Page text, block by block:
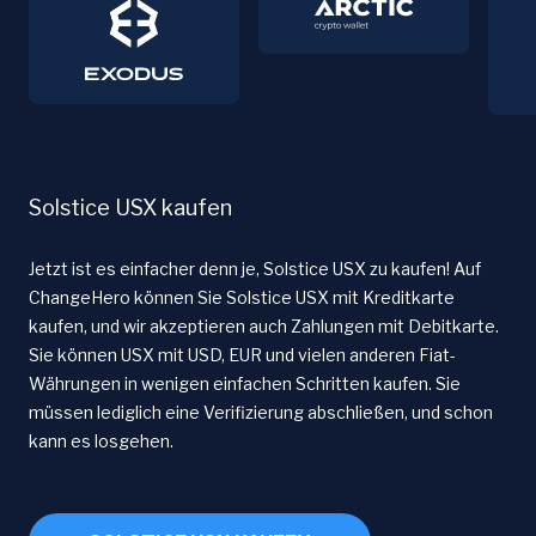
Solstice USX kaufen
Jetzt ist es einfacher denn je, Solstice USX zu kaufen! Auf
ChangeHero können Sie Solstice USX mit Kreditkarte
kaufen, und wir akzeptieren auch Zahlungen mit Debitkarte.
Sie können USX mit USD, EUR und vielen anderen Fiat-
Währungen in wenigen einfachen Schritten kaufen. Sie
müssen lediglich eine Verifizierung abschließen, und schon
kann es losgehen.